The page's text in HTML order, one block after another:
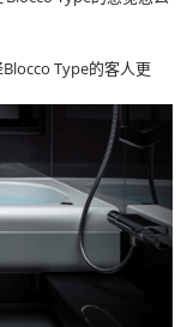
Type的客人更